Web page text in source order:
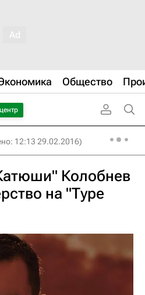
Общество
12:13 29.02.2016)
Колобнев
на "Туре